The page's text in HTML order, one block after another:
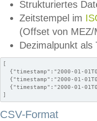
Strukturiertes
Zeitstempel im
(Offset von MEZ/
Dezimalpunkt als
[
{"timestamp":"2000-01-
{"timestamp":"2000-01-
{"timestamp":"2000-01-
]
CSV-Format